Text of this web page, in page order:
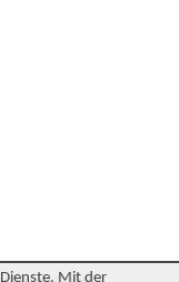
Mit der